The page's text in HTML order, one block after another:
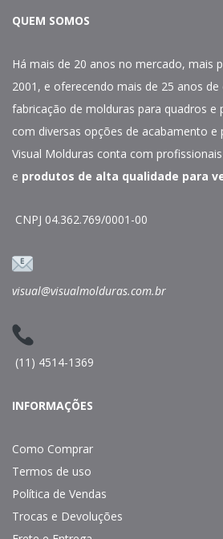
QUEM SOMOS
Há mais de 20 anos no mercado, mais
2001, e oferecendo mais de 25 anos
fabricação de molduras para quadros
com diversas opções de acabamento e
Visual Molduras conta com
e produtos de alta qualidade para
CNPJ 04.362.769/0001-00
visual@visualmolduras.com.br
(11) 4514-1369
INFORMAÇÕES
Como Comprar
Termos de uso
Política de Vendas
Trocas e Devoluções